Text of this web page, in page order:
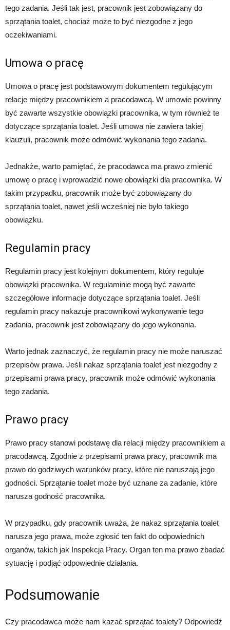
tego zadania. Jeśli tak jest, pracownik jest zobowiązany do
sprzątania toalet, chociaż może to być niezgodne z jego
oczekiwaniami.
Umowa o pracę
Umowa o pracę jest podstawowym dokumentem regulującym
relacje między pracownikiem a pracodawcą. W umowie powinny
być zawarte wszystkie obowiązki pracownika, w tym również te
dotyczące sprzątania toalet. Jeśli umowa nie zawiera takiej
klauzuli, pracownik może odmówić wykonania tego zadania.
Jednakże, warto pamiętać, że pracodawca ma prawo zmienić
umowę o pracę i wprowadzić nowe obowiązki dla pracownika. W
takim przypadku, pracownik może być zobowiązany do
sprzątania toalet, nawet jeśli wcześniej nie było takiego
obowiązku.
Regulamin pracy
Regulamin pracy jest kolejnym dokumentem, który reguluje
obowiązki pracownika. W regulaminie mogą być zawarte
szczegółowe informacje dotyczące sprzątania toalet. Jeśli
regulamin pracy nakazuje pracownikowi wykonywanie tego
zadania, pracownik jest zobowiązany do jego wykonania.
Warto jednak zaznaczyć, że regulamin pracy nie może naruszać
przepisów prawa. Jeśli nakaz sprzątania toalet jest niezgodny z
przepisami prawa pracy, pracownik może odmówić wykonania
tego zadania.
Prawo pracy
Prawo pracy stanowi podstawę dla relacji między pracownikiem a
pracodawcą. Zgodnie z przepisami prawa pracy, pracownik ma
prawo do godziwych warunków pracy, które nie naruszają jego
godności. Sprzątanie toalet może być uznane za zadanie, które
narusza godność pracownika.
W przypadku, gdy pracownik uważa, że nakaz sprzątania toalet
narusza jego prawa, może zgłosić ten fakt do odpowiednich
organów, takich jak Inspekcja Pracy. Organ ten ma prawo zbadać
sytuację i podjąć odpowiednie działania.
Podsumowanie
Czy pracodawca może nam kazać sprzątać toalety? Odpowiedź